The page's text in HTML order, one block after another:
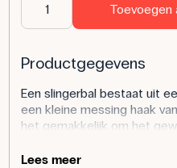
Toevoegen
Productgegevens
Een slingerbal bestaat uit
een kleine messing haak
het gemakkelijk om het
verschillende experimenten
Lees meer